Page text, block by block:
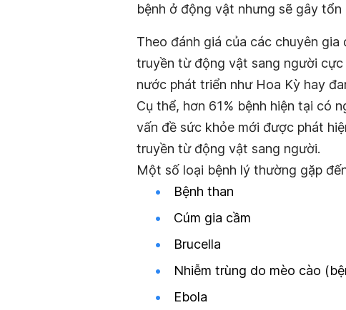
bệnh ở động vật nhưng sẽ gây
Theo đánh giá của các chuyên
truyền từ động vật sang người
nước phát triển như Hoa Kỳ hay
Cụ thể, hơn 61% bệnh hiện tại có
vấn đề sức khỏe mới được phát
truyền từ động vật sang người.
Một số loại bệnh lý thường gặp
Bệnh than
Cúm gia cầm
Brucella
Nhiễm trùng do mèo cào
Ebola